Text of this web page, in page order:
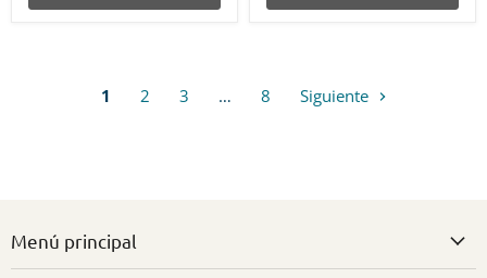
1 2 3 … 8 Siguiente
Menú principal